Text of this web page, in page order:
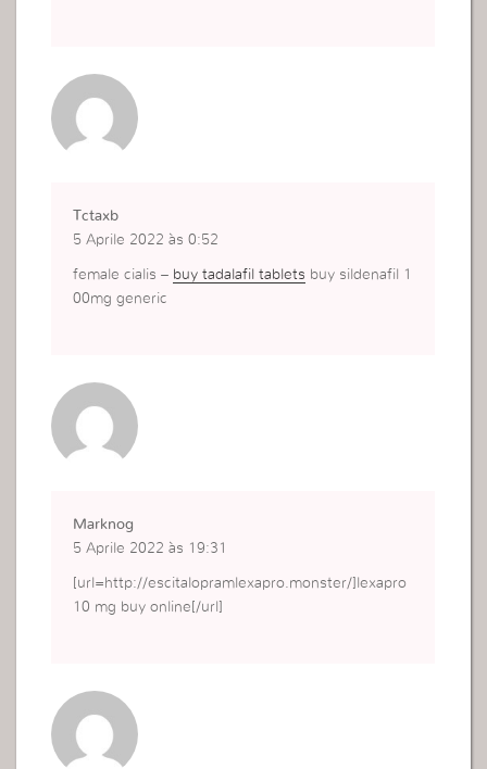
Tctaxb
5 Aprile 2022 às 0:52
female cialis – buy tadalafil tablets buy sildenafil 1
00mg generic
Marknog
5 Aprile 2022 às 19:31
[url=http://escitalopramlexapro.monster/]lexapro
10 mg buy online[/url]